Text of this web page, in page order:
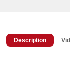
Description